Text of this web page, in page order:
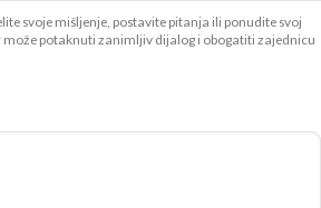
svoje mišljenje, postavite pitanja ili ponudite svoj
može potaknuti zanimljiv dijalog i obogatiti zajednicu